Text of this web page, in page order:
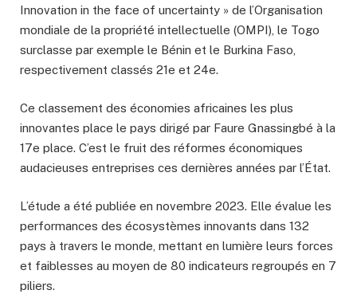
Innovation in the face of uncertainty » de l’Organisation
mondiale de la propriété intellectuelle (OMPI), le Togo
surclasse par exemple le Bénin et le Burkina Faso,
respectivement classés 21e et 24e.
Ce classement des économies africaines les plus
innovantes place le pays dirigé par Faure Gnassingbé à la
17e place. C’est le fruit des réformes économiques
audacieuses entreprises ces dernières années par l’État.
L’étude a été publiée en novembre 2023. Elle évalue les
performances des écosystèmes innovants dans 132
pays à travers le monde, mettant en lumière leurs forces
et faiblesses au moyen de 80 indicateurs regroupés en 7
piliers.